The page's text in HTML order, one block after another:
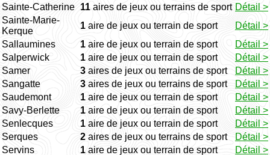
Sainte-Catherine 11 aires de jeux ou terrains de sport Détail >
Sainte-Marie-
Kerque
1 aire de jeux ou terrain de sport
Détail >
Sallaumines
1 aire de jeux ou terrain de sport
Détail >
Salperwick
1 aire de jeux ou terrain de sport
Détail >
Samer
3 aires de jeux ou terrains de sport
Détail >
Sangatte
3 aires de jeux ou terrains de sport
Détail >
Saudemont
1 aire de jeux ou terrain de sport
Détail >
Savy-Berlette
1 aire de jeux ou terrain de sport
Détail >
Senlecques
1 aire de jeux ou terrain de sport
Détail >
Serques
2 aires de jeux ou terrains de sport
Détail >
Servins
1 aire de jeux ou terrain de sport
Détail >